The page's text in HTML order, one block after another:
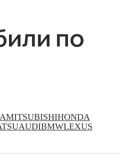
по
MITSUBISHIHONDA
AUDIBMWLEXUS